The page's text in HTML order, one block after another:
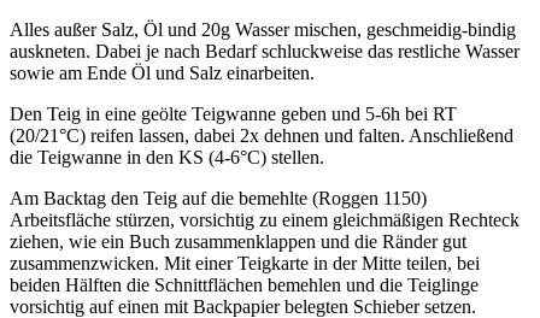
Alles außer Salz, Öl und 20g Wasser mischen, geschmeidig-bindig
auskneten. Dabei je nach Bedarf schluckweise das restliche Wasser
sowie am Ende Öl und Salz einarbeiten.
Den Teig in eine geölte Teigwanne geben und 5-6h bei RT
(20/21°C) reifen lassen, dabei 2x dehnen und falten. Anschließend
die Teigwanne in den KS (4-6°C) stellen.
Am Backtag den Teig auf die bemehlte (Roggen 1150)
Arbeitsfläche stürzen, vorsichtig zu einem gleichmäßigen Rechteck
ziehen, wie ein Buch zusammenklappen und die Ränder gut
zusammenzwicken. Mit einer Teigkarte in der Mitte teilen, bei
beiden Hälften die Schnittflächen bemehlen und die Teiglinge
vorsichtig auf einen mit Backpapier belegten Schieber setzen.